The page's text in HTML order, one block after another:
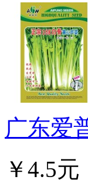
广东爱
￥4.5元